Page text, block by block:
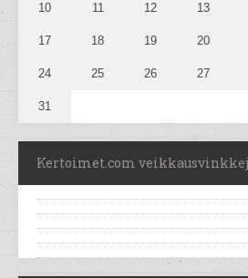
10 11 12 13
17 18 19 20
24 25 26 27
31
Kertoimet.com